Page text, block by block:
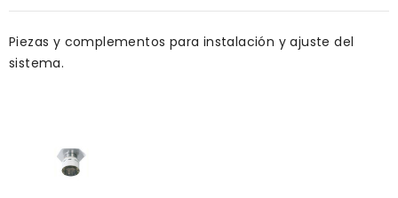
Piezas y complementos para instalación y ajuste del
sistema.